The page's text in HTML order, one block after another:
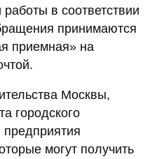
в соответствии
принимаются
приемная» на
Москвы,
городского
могут получить